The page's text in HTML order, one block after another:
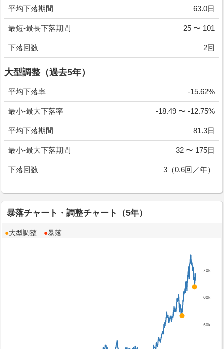
平均下落期間 63.0日
最短-最長下落期間 25 〜 101
下落回数 2回
大型調整（過去5年）
平均下落率 -15.62%
最小-最大下落率 -18.49 〜 -12.75%
平均下落期間 81.3日
最小-最大下落期間 32 〜 175日
下落回数 3（0.6回／年）
暴落チャート・調整チャート（5年）
●大型調整 ●暴落
50k
60k
70k